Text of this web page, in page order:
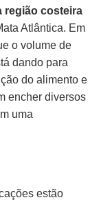
região costeira
Atlântica. Em
o volume de
dando para
do alimento e
encher diversos
uma
estão